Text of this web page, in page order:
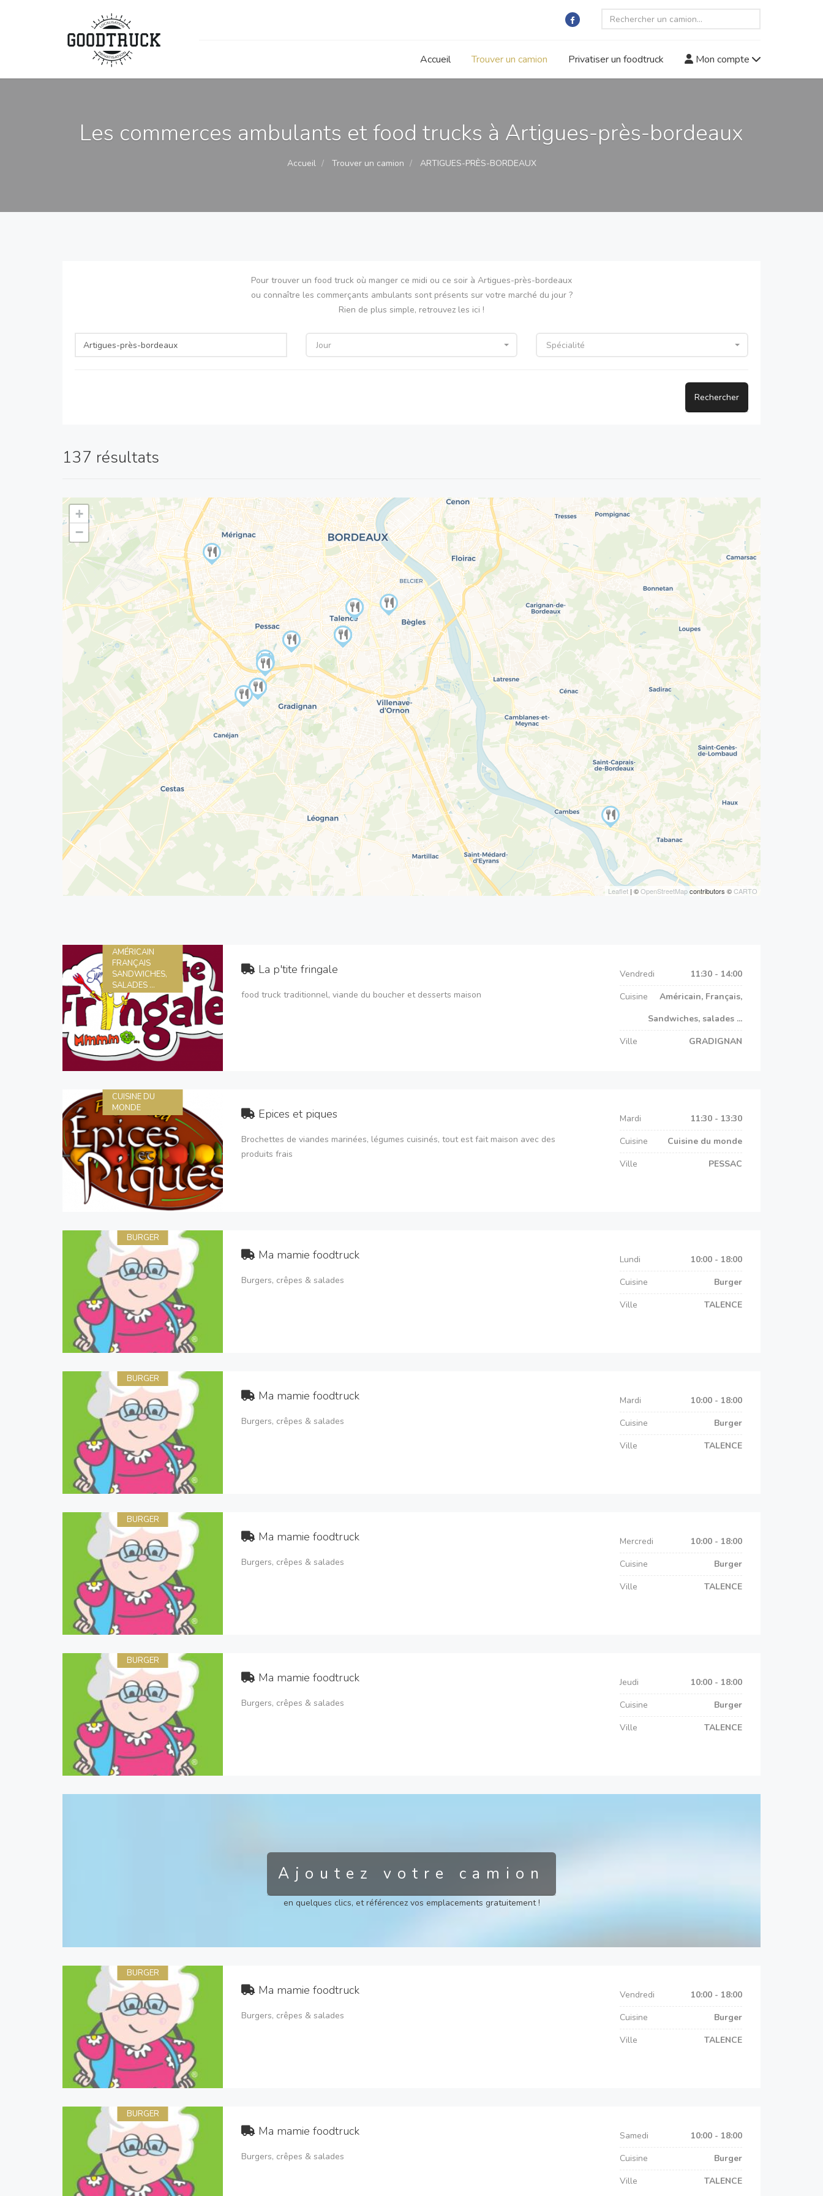
Accueil Trouver un camion Privatiser un foodtruck Mon compte
Les commerces ambulants et food trucks à Artigues-près-bordeaux
Accueil Trouver un camion ARTIGUES-PRÈS-BORDEAUX
Pour trouver un food truck où manger ce midi ou ce soir à Artigues-près-bordeaux
ou connaître les commerçants ambulants sont présents sur votre marché du jour ?
Rien de plus simple, retrouvez les ici !
Jour Spécialité
Rechercher
137 résultats
+
−
Leaflet | ©OpenStreetMapcontributors ©CARTO
AMÉRICAIN
FRANÇAIS
SANDWICHES,
SALADES ...
La p'tite fringale
food truck traditionnel, viande du boucher et desserts maison
Vendredi
11:30 - 14:00
Cuisine
Américain, Français,
Sandwiches, salades ...
Ville
GRADIGNAN
CUISINE DU
MONDE
Epices et piques
Brochettes de viandes marinées, légumes cuisinés, tout est fait maison avec des
produits frais
Mardi
11:30 - 13:30
Cuisine
Cuisine du monde
Ville
PESSAC
BURGER
Ma mamie foodtruck
Burgers, crêpes & salades
Lundi
10:00 - 18:00
Cuisine
Burger
Ville
TALENCE
BURGER
Ma mamie foodtruck
Burgers, crêpes & salades
Mardi
10:00 - 18:00
Cuisine
Burger
Ville
TALENCE
BURGER
Ma mamie foodtruck
Burgers, crêpes & salades
Mercredi
10:00 - 18:00
Cuisine
Burger
Ville
TALENCE
BURGER
Ma mamie foodtruck
Burgers, crêpes & salades
Jeudi
10:00 - 18:00
Cuisine
Burger
Ville
TALENCE
Ajoutez votre camion
en quelques clics, et référencez vos emplacements gratuitement !
BURGER
Ma mamie foodtruck
Burgers, crêpes & salades
Vendredi
10:00 - 18:00
Cuisine
Burger
Ville
TALENCE
BURGER
Ma mamie foodtruck
Burgers, crêpes & salades
Samedi
10:00 - 18:00
Cuisine
Burger
Ville
TALENCE